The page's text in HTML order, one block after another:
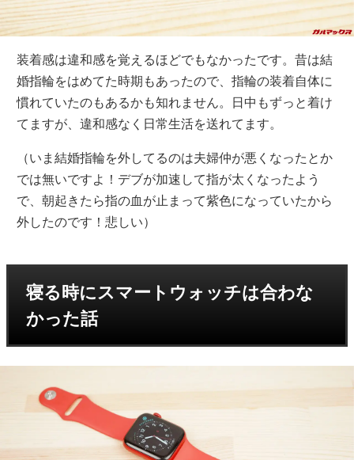
装着感は違和感を覚えるほどでもなかったです。昔は結
婚指輪をはめてた時期もあったので、指輪の装着自体に
慣れていたのもあるかも知れません。日中もずっと着け
てますが、違和感なく日常生活を送れてます。
（いま結婚指輪を外してるのは夫婦仲が悪くなったとか
では無いですよ！デブが加速して指が太くなったよう
で、朝起きたら指の血が止まって紫色になっていたから
外したのです！悲しい）
寝る時にスマートウォッチは合わな
かった話